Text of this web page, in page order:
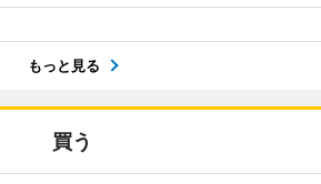
もっと見る
買う